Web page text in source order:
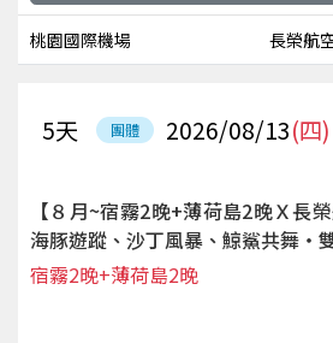
桃園國際機場 長榮航
團體 2026/08/13(四)
5天
【８月~宿霧2晚+薄荷島2晚Ｘ長
海豚遊蹤、沙丁風暴、鯨鯊共舞‧
宿霧2晚+薄荷島2晚